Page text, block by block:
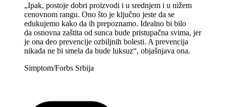
„Ipak, postoje dobri proizvodi i u srednjem i u nižem
cenovnom rangu. Ono što je ključno jeste da se
edukujemo kako da ih prepoznamo. Idealno bi bilo
da osnovna zaštita od sunca bude pristupačna svima, jer
je ona deo prevencije ozbiljnih bolesti. A prevencija
nikada ne bi smela da bude luksuz“, objašnjava ona.
Simptom/Forbs Srbija